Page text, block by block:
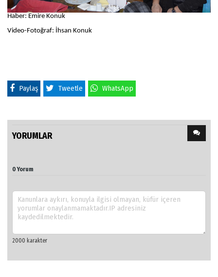
Haber: Emire Konuk
Video-Fotoğraf: İhsan Konuk
Paylaş Tweetle WhatsApp
YORUMLAR
0 Yorum